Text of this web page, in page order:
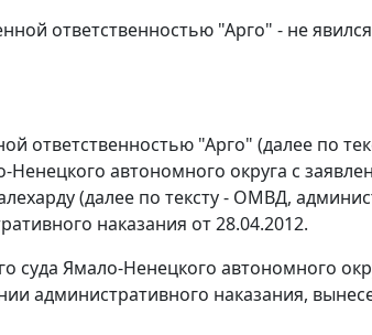
ответственностью "Арго" - не
ответственностью "Арго" (далее по
автономного округа с
(далее по тексту - ОМВД,
наказания от 28.04.2012.
суда Ямало-Ненецкого автономного
административного наказания,